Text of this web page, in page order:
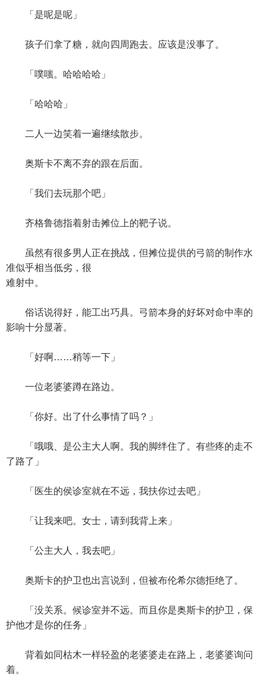
「是呢是呢」
孩子们拿了糖，就向四周跑去。应该是没事了。
「噗嗤。哈哈哈哈」
「哈哈哈」
二人一边笑着一遍继续散步。
奥斯卡不离不弃的跟在后面。
「我们去玩那个吧」
齐格鲁德指着射击摊位上的靶子说。
虽然有很多男人正在挑战，但摊位提供的弓箭的制作水
准似乎相当低劣，很
难射中。
俗话说得好，能工出巧具。弓箭本身的好坏对命中率的
影响十分显著。
「好啊……稍等一下」
一位老婆婆蹲在路边。
「你好。出了什么事情了吗？」
「哦哦、是公主大人啊。我的脚绊住了。有些疼的走不
了路了」
「医生的侯诊室就在不远，我扶你过去吧」
「让我来吧。女士，请到我背上来」
「公主大人，我去吧」
奥斯卡的护卫也出言说到，但被布伦希尔德拒绝了。
「没关系。候诊室并不远。而且你是奥斯卡的护卫，保
护他才是你的任务」
背着如同枯木一样轻盈的老婆婆走在路上，老婆婆询问
着。